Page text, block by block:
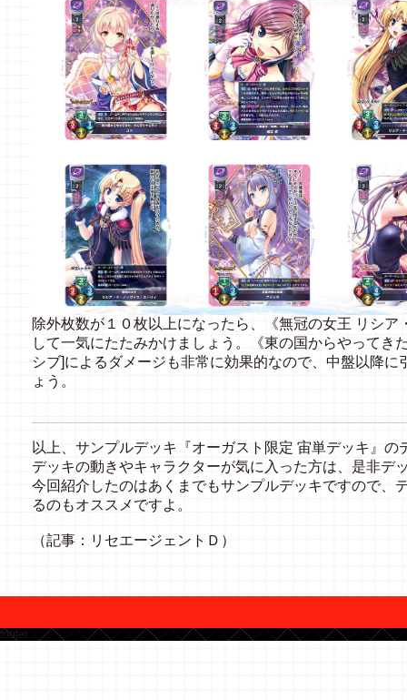
除外枚数が１０枚以上になったら、《無冠の女王 リシ
して一気にたたみかけましょう。《東の国からやってき
シブ]によるダメージも非常に効果的なので、中盤以降
ょう。
以上、サンプルデッキ『オーガスト限定 宙単デッキ』の
デッキの動きやキャラクターが気に入った方は、是非デ
今回紹介したのはあくまでもサンプルデッキですので、
るのもオススメですよ。
（記事：リセエージェントＤ）
footer